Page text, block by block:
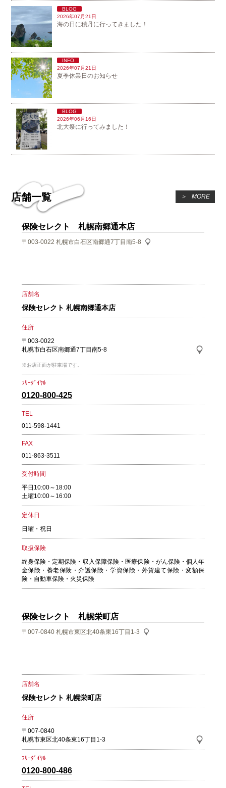
BLOG
2026年07月21日
海の日に積丹に行ってきました！
INFO
2026年07月21日
夏季休業日のお知らせ
BLOG
2026年06月16日
北大祭に行ってみました！
店舗一覧 ＞ MORE
保険セレクト 札幌南郷通本店
〒003-0022 札幌市白石区南郷通7丁目南5-8
店舗名
保険セレクト 札幌南郷通本店
住所
〒003-0022
札幌市白石区南郷通7丁目南5-8
※お店正面が駐車場です。
ﾌﾘｰﾀﾞｲﾔﾙ
0120-800-425
TEL
011-598-1441
FAX
011-863-3511
受付時間
平日10:00～18:00
土曜10:00～16:00
定休日
日曜・祝日
取扱保険
終身保険・定期保険・収入保障保険・医療保険・がん保険・個人年
金保険・養老保険・介護保険・学資保険・外貨建て保険・変額保
険・自動車保険・火災保険
保険セレクト 札幌栄町店
〒007-0840 札幌市東区北40条東16丁目1-3
店舗名
保険セレクト 札幌栄町店
住所
〒007-0840
札幌市東区北40条東16丁目1-3
ﾌﾘｰﾀﾞｲﾔﾙ
0120-800-486